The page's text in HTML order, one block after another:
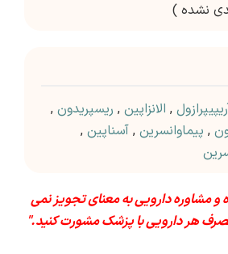
, الانزاپین , ریسپریدون ,
, پیماوانسرین , آسناپین ,
مشاوره دارویی به معنای تجویز نمی
هر دارویی با پزشک مشورت کنید."